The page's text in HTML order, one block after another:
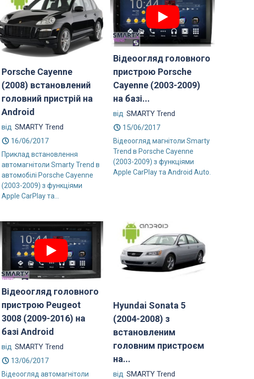
Porsche Cayenne
(2008) встановлений
головний пристрій на
Android
від SMARTY Trend
16/06/2017
Приклад встановлення
автомагнітоли Smarty Trend в
автомобілі Porsche Cayenne
(2003-2009) з функціями
Apple CarPlay та...
Відеоогляд головного
пристрою Porsche
Cayenne (2003-2009)
на базі...
від SMARTY Trend
15/06/2017
Відеоогляд магнітоли Smarty
Trend в Porsche Cayenne
(2003-2009) з функціями
Apple CarPlay та Android Auto.
Відеоогляд головного
пристрою Peugeot
3008 (2009-2016) на
базі Android
від SMARTY Trend
13/06/2017
Відеоогляд автомагнітоли
Hyundai Sonata 5
(2004-2008) з
встановленим
головним пристроєм
на...
від SMARTY Trend